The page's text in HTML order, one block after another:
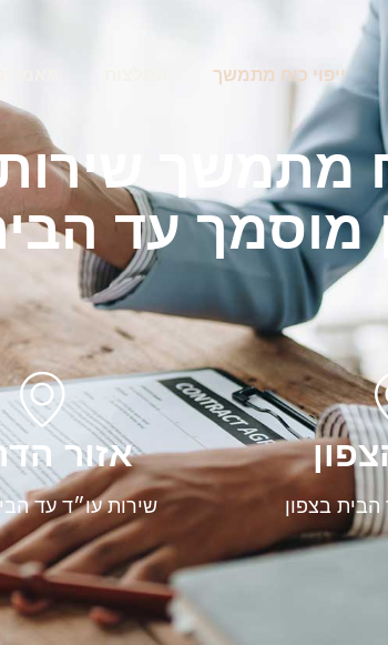
ייפוי כוח מתמשך
מתמשך
מוסמך עד
הבית בצפון
אזור
שירות עו״ד עד